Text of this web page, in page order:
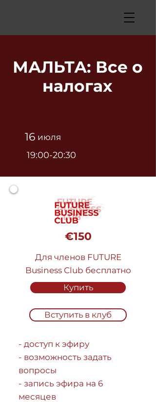
МАЛЬТА: Все о
налогах
16 июля
19:00-20:30
€150
Для членов FUTURE
Business Club бесплатно
Купить
Вступить в клуб
- доступ к эфиру
- возможность задать
вопросы
- запись эфира на 6
месяцев